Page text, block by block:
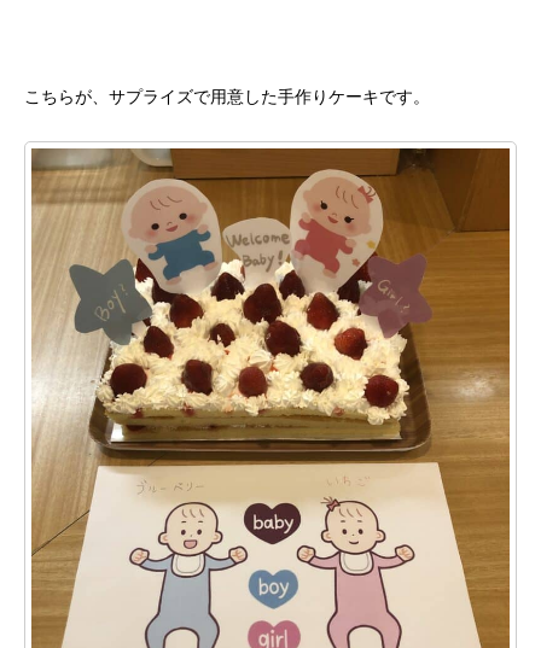
こちらが、サプライズで用意した手作りケーキです。